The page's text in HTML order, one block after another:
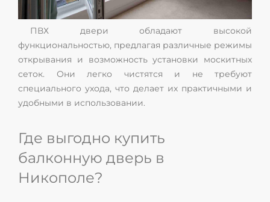
ПВХ двери обладают высокой
функциональностью, предлагая различные режимы
открывания и возможность установки москитных
сеток. Они легко чистятся и не требуют
специального ухода, что делает их практичными и
удобными в использовании.
Где выгодно купить
балконную дверь в
Никополе?